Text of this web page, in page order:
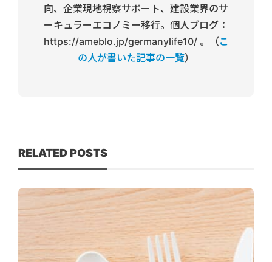
向、企業現地視察サポート、建設業界のサ
ーキュラーエコノミー移行。個人ブログ：
https://ameblo.jp/germanylife10/ 。（こ
の人が書いた記事の一覧）
RELATED POSTS